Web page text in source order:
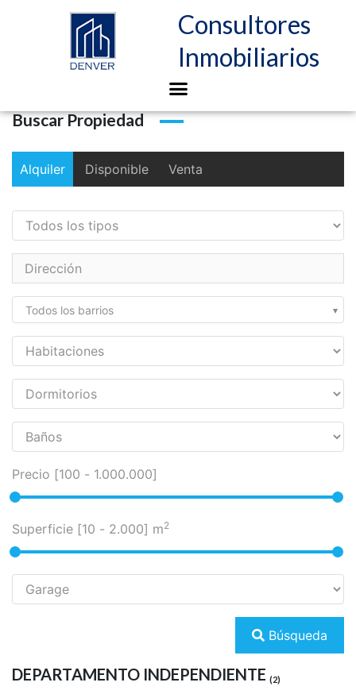
Consultores
Inmobiliarios
Buscar Propiedad
Alquiler Disponible Venta
Todos los barrios
Precio [100 - 1.000.000]
Superficie [10 - 2.000] m2
Búsqueda
DEPARTAMENTO INDEPENDIENTE (2)